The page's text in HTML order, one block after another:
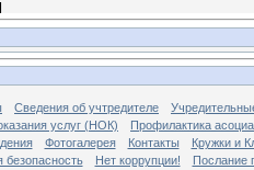
Сведения об учтредителе
услуг (НОК)
Профилактика
Фотогалерея Контакты
Кружки и
безопасность
Нет коррупции!
Послание